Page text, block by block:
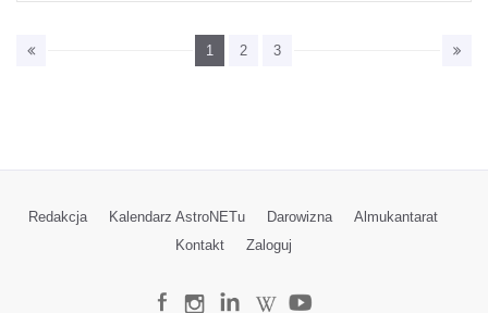
1 2 3
Redakcja Kalendarz AstroNETu Darowizna
Almukantarat
Kontakt
Zaloguj